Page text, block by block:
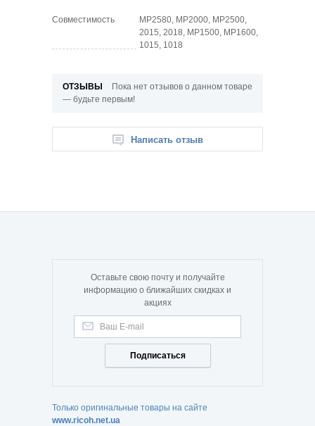
Совместимость
MP2580, MP2000, MP2500,
2015, 2018, MP1500, MP1600,
1015, 1018
ОТЗЫВЫ
Пока нет отзывов о данном товаре
— будьте первым!
Написать отзыв
Оставьте свою почту и получайте
информацию о ближайших скидках и
акциях
Подписаться
Только оригинальные товары на сайте
www.ricoh.net.ua